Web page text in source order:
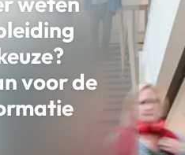
voor de